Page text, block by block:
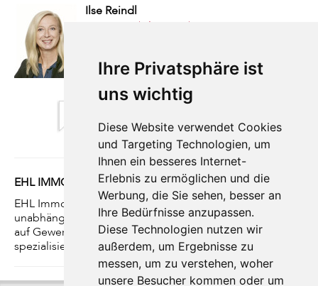
Ihre Privatsphäre ist
uns wichtig
Diese Website verwendet Cookies
und Targeting Technologien, um
Ihnen ein besseres Internet-
Erlebnis zu ermöglichen und die
Werbung, die Sie sehen, besser an
Ihre Bedürfnisse anzupassen.
Diese Technologien nutzen wir
außerdem, um Ergebnisse zu
messen, um zu verstehen, woher
unsere Besucher kommen oder um
Ilse Reindl
EHL Immobilien GmbH
+43 664 881 601 43
Dieser Makler ist ein offizielles Mitglied
des IR – ir.at
Mehr Erfahren
EHL IMMOBILIEN GMBH
EHL Immobilien, gegründet 1991, ist einer der führenden
unabhängigen Immobiliendienstleister in Österreich und
auf Gewerbe-, Investment- und Wohnimmobilien
spezialisiert.